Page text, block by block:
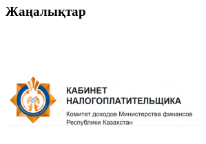
Жаңалықтар